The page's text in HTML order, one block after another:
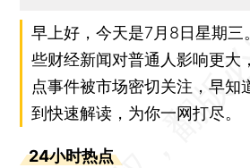
早上好，今天是7月8日星期
些财经新闻对普通人影响更大
点事件被市场密切关注，早知
到快速解读，为你一网打尽。
24小时热点